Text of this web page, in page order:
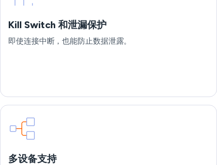
Kill Switch 和泄漏保护
即使连接中断，也能防止数据泄露。
多设备支持